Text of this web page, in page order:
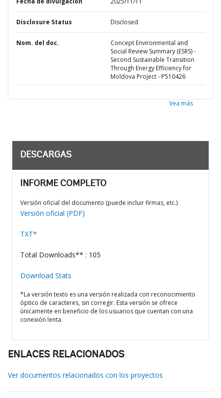
Disclosure Status Disclosed
Nom. del doc.
Concept Environmental and
Social Review Summary (ESRS) -
Second Sustainable Transition
Through Energy Efficiency for
Moldova Project - P510426
Vea más
DESCARGAS
INFORME COMPLETO
Versión oficial del documento (puede incluir firmas, etc.)
Versión oficial (PDF)
TXT*
Total Downloads** : 105
Download Stats
*La versión texto es una versión realizada con reconocimiento
óptico de caracteres, sin corregir. Esta versión se ofrece
únicamente en beneficio de los usuarios que cuentan con una
conexión lenta.
ENLACES RELACIONADOS
Ver documentos relacionados con los proyectos